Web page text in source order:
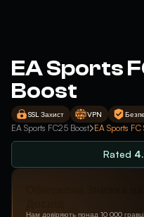
EA Sports
Boost
SSL Захист VPN
EA Sports FC25 Boost EA Sports
Rated
Нам довіряють понад 10 000